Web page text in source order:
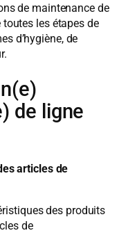
de maintenance de
toutes les étapes de
d’hygiène, de
de ligne
articles de
des produits
de